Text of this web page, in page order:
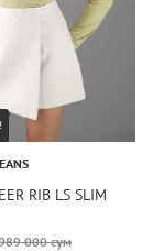
RIB LS SLIM
000 сум